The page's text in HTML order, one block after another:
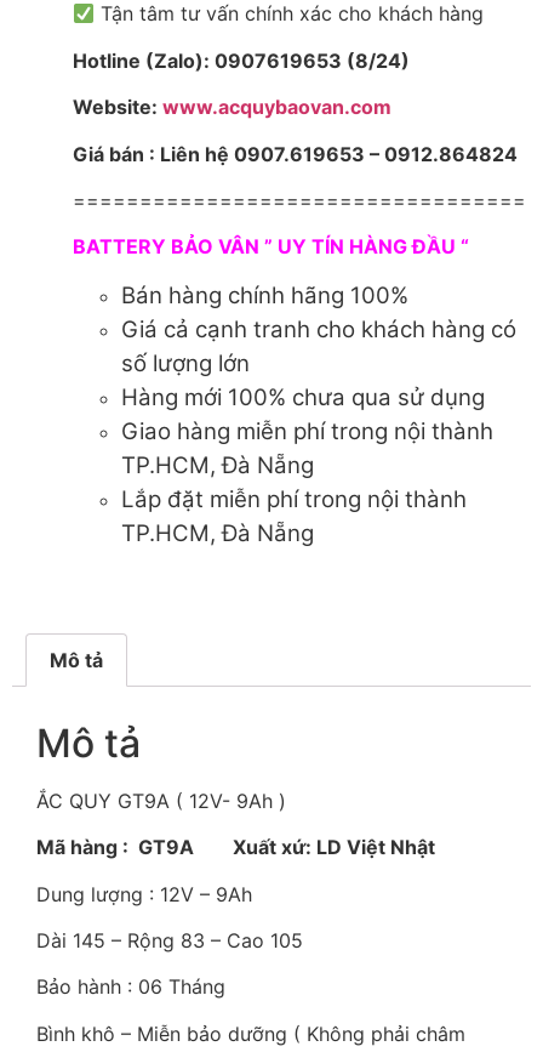
Tận tâm tư vấn chính xác cho khách hàng
Hotline (Zalo): 0907619653 (8/24)
Website: www.acquybaovan.com
Giá bán : Liên hệ 0907.619653 – 0912.864824
==================================
BATTERY BẢO VÂN ” UY TÍN HÀNG ĐẦU “
Bán hàng chính hãng 100%
Giá cả cạnh tranh cho khách hàng có
số lượng lớn
Hàng mới 100% chưa qua sử dụng
Giao hàng miễn phí trong nội thành
TP.HCM, Đà Nẵng
Lắp đặt miễn phí trong nội thành
TP.HCM, Đà Nẵng
Mô tả
Mô tả
ẮC QUY GT9A ( 12V- 9Ah )
Mã hàng : GT9A Xuất xứ: LD Việt Nhật
Dung lượng : 12V – 9Ah
Dài 145 – Rộng 83 – Cao 105
Bảo hành : 06 Tháng
Bình khô – Miễn bảo dưỡng ( Không phải châm